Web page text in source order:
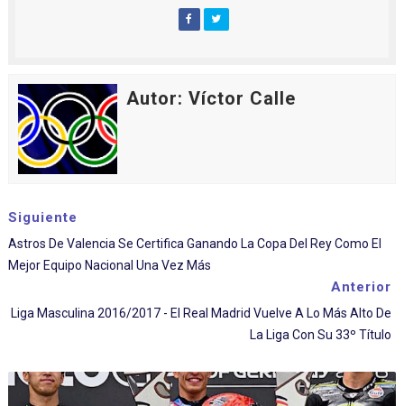
Autor: Víctor Calle
Siguiente
Astros De Valencia Se Certifica Ganando La Copa Del Rey Como El
Mejor Equipo Nacional Una Vez Más
Anterior
Liga Masculina 2016/2017 - El Real Madrid Vuelve A Lo Más Alto De
La Liga Con Su 33º Título